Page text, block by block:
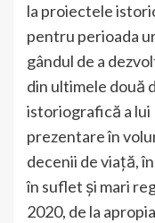
la proiectele
pentru perioada
gândul de a
din ultimele două
istoriografică a
prezentare în
decenii de viață,
în suflet și mari
2020, de la